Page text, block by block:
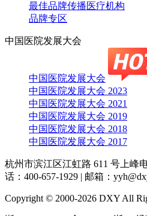
最佳品牌传播医疗机构
品牌专区
中国医院发展大会
中国医院发展大会
中国医院发展大会 2023
中国医院发展大会 2021
中国医院发展大会 2019
中国医院发展大会 2018
中国医院发展大会 2017
杭州市滨江区江虹路 611 号上峰
话：400-657-1929 | 邮箱：
Copyright © 2000-2026 DXY All